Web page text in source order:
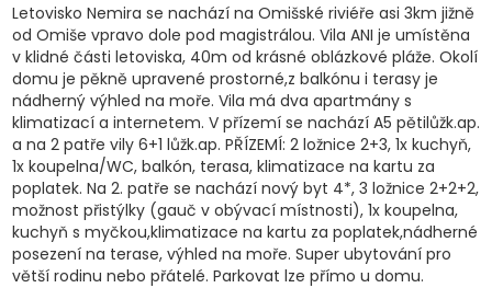
Letovisko Nemira se nachází na Omišské riviéře asi 3km jižně
od Omiše vpravo dole pod magistrálou. Vila ANI je umístěna
v klidné části letoviska, 40m od krásné oblázkové pláže. Okolí
domu je pěkně upravené prostorné,z balkónu i terasy je
nádherný výhled na moře. Vila má dva apartmány s
klimatizací a internetem. V přízemí se nachází A5 pětilůžk.ap.
a na 2 patře vily 6+1 lůžk.ap. PŘÍZEMÍ: 2 ložnice 2+3, 1x kuchyň,
1x koupelna/WC, balkón, terasa, klimatizace na kartu za
poplatek. Na 2. patře se nachází nový byt 4*, 3 ložnice 2+2+2,
možnost přistýlky (gauč v obývací místnosti), 1x koupelna,
kuchyň s myčkou,klimatizace na kartu za poplatek,nádherné
posezení na terase, výhled na moře. Super ubytování pro
větší rodinu nebo přátelé. Parkovat lze přímo u domu.